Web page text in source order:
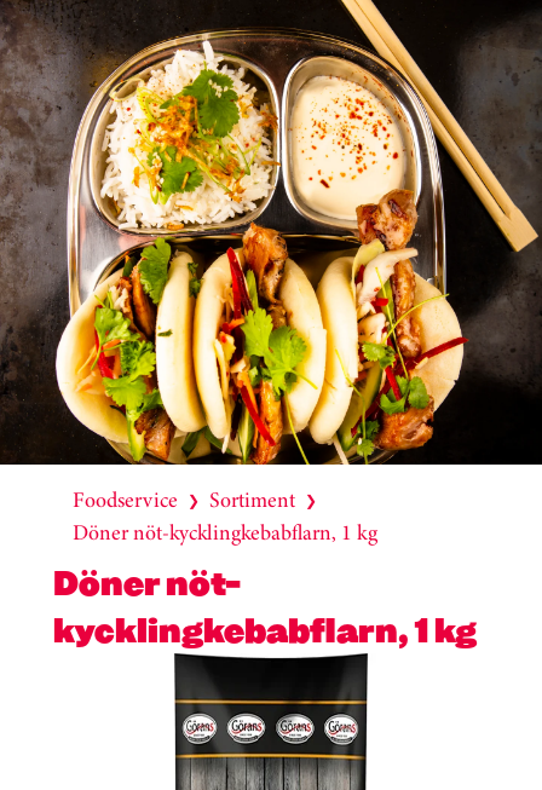
Foodservice ❯ Sortiment ❯
Döner nöt-kycklingkebabflarn, 1 kg
Döner nöt-
kycklingkebabflarn, 1 kg